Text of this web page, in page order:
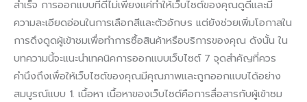
สำเร็จ การออกแบบที่ดีไม่เพียงแค่ทำให้เว็บไซต์ของคุณดูดีและมี
ความละเอียดอ่อนในการเลือกสีและตัวอักษร แต่ยังช่วยเพิ่มโอกาสใน
การดึงดูดผู้เข้าชมเพื่อทำการซื้อสินค้าหรือบริการของคุณ ดังนั้น ใน
บทความนี้จะแนะนำเทคนิคการออกแบบเว็บไซต์ 7 จุดสำคัญที่ควร
คำนึงถึงเพื่อให้เว็บไซต์ของคุณมีคุณภาพและถูกออกแบบได้อย่าง
สมบูรณ์แบบ 1. เนื้อหา เนื้อหาของเว็บไซต์คือการสื่อสารกับผู้เข้าชม